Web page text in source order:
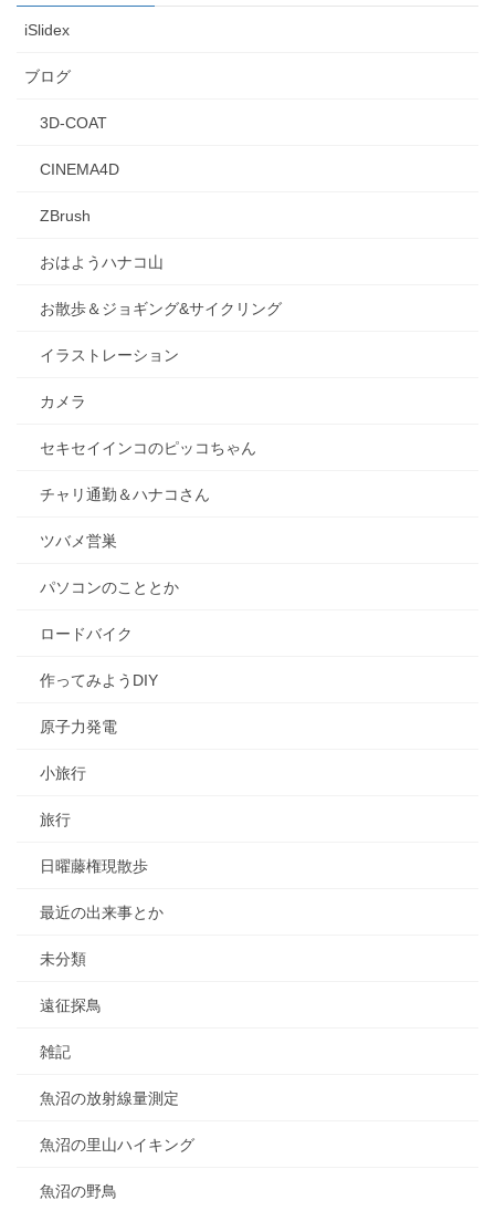
iSlidex
ブログ
3D-COAT
CINEMA4D
ZBrush
おはようハナコ山
お散歩＆ジョギング&サイクリング
イラストレーション
カメラ
セキセイインコのピッコちゃん
チャリ通勤＆ハナコさん
ツバメ営巣
パソコンのこととか
ロードバイク
作ってみようDIY
原子力発電
小旅行
旅行
日曜藤権現散歩
最近の出来事とか
未分類
遠征探鳥
雑記
魚沼の放射線量測定
魚沼の里山ハイキング
魚沼の野鳥